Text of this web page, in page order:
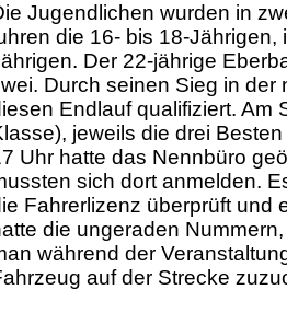
Jugendlichen wurden in
die 16- bis 18-
Der 22-jährige
Durch seinen Sieg in der
Endlauf qualifiziert. Am
jeweils die drei
Uhr hatte das Nennbüro
sich dort anmelden.
Fahrerlizenz überprüft und
die ungeraden
während der
auf der Strecke